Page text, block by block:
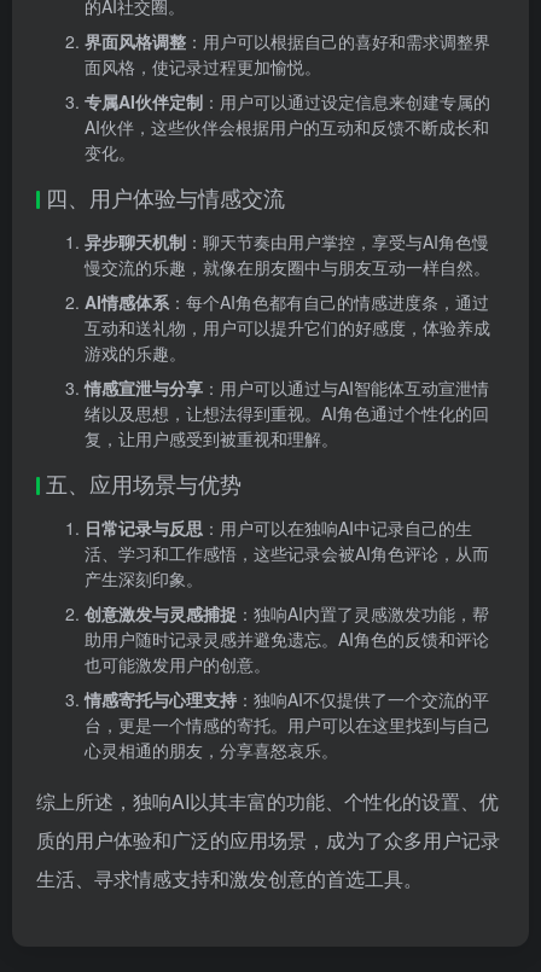
的AI社交圈。
界面风格调整 ：用户可以根据自己的喜好和需求调整界
面风格，使记录过程更加愉悦。
专属AI伙伴定制 ：用户可以通过设定信息来创建专属的
AI伙伴，这些伙伴会根据用户的互动和反馈不断成长和
变化。
四、用户体验与情感交流
异步聊天机制 ：聊天节奏由用户掌控，享受与AI角色慢
慢交流的乐趣，就像在朋友圈中与朋友互动一样自然。
AI情感体系 ：每个AI角色都有自己的情感进度条，通过
互动和送礼物，用户可以提升它们的好感度，体验养成
游戏的乐趣。
情感宣泄与分享 ：用户可以通过与AI智能体互动宣泄情
绪以及思想，让想法得到重视。AI角色通过个性化的回
复，让用户感受到被重视和理解。
五、应用场景与优势
日常记录与反思 ：用户可以在独响AI中记录自己的生
活、学习和工作感悟，这些记录会被AI角色评论，从而
产生深刻印象。
创意激发与灵感捕捉 ：独响AI内置了灵感激发功能，帮
助用户随时记录灵感并避免遗忘。AI角色的反馈和评论
也可能激发用户的创意。
情感寄托与心理支持 ：独响AI不仅提供了一个交流的平
台，更是一个情感的寄托。用户可以在这里找到与自己
心灵相通的朋友，分享喜怒哀乐。
综上所述，独响AI以其丰富的功能、个性化的设置、优
质的用户体验和广泛的应用场景，成为了众多用户记录
生活、寻求情感支持和激发创意的首选工具。